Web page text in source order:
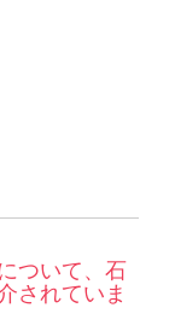
ついて、石
されていま